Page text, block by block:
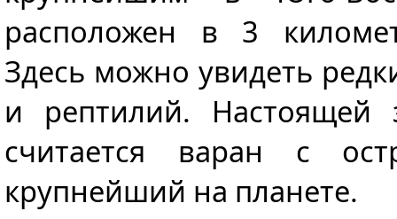
расположен в 3
Здесь можно увидеть
и рептилий. Настоящей
считается варан с
крупнейший на планете.